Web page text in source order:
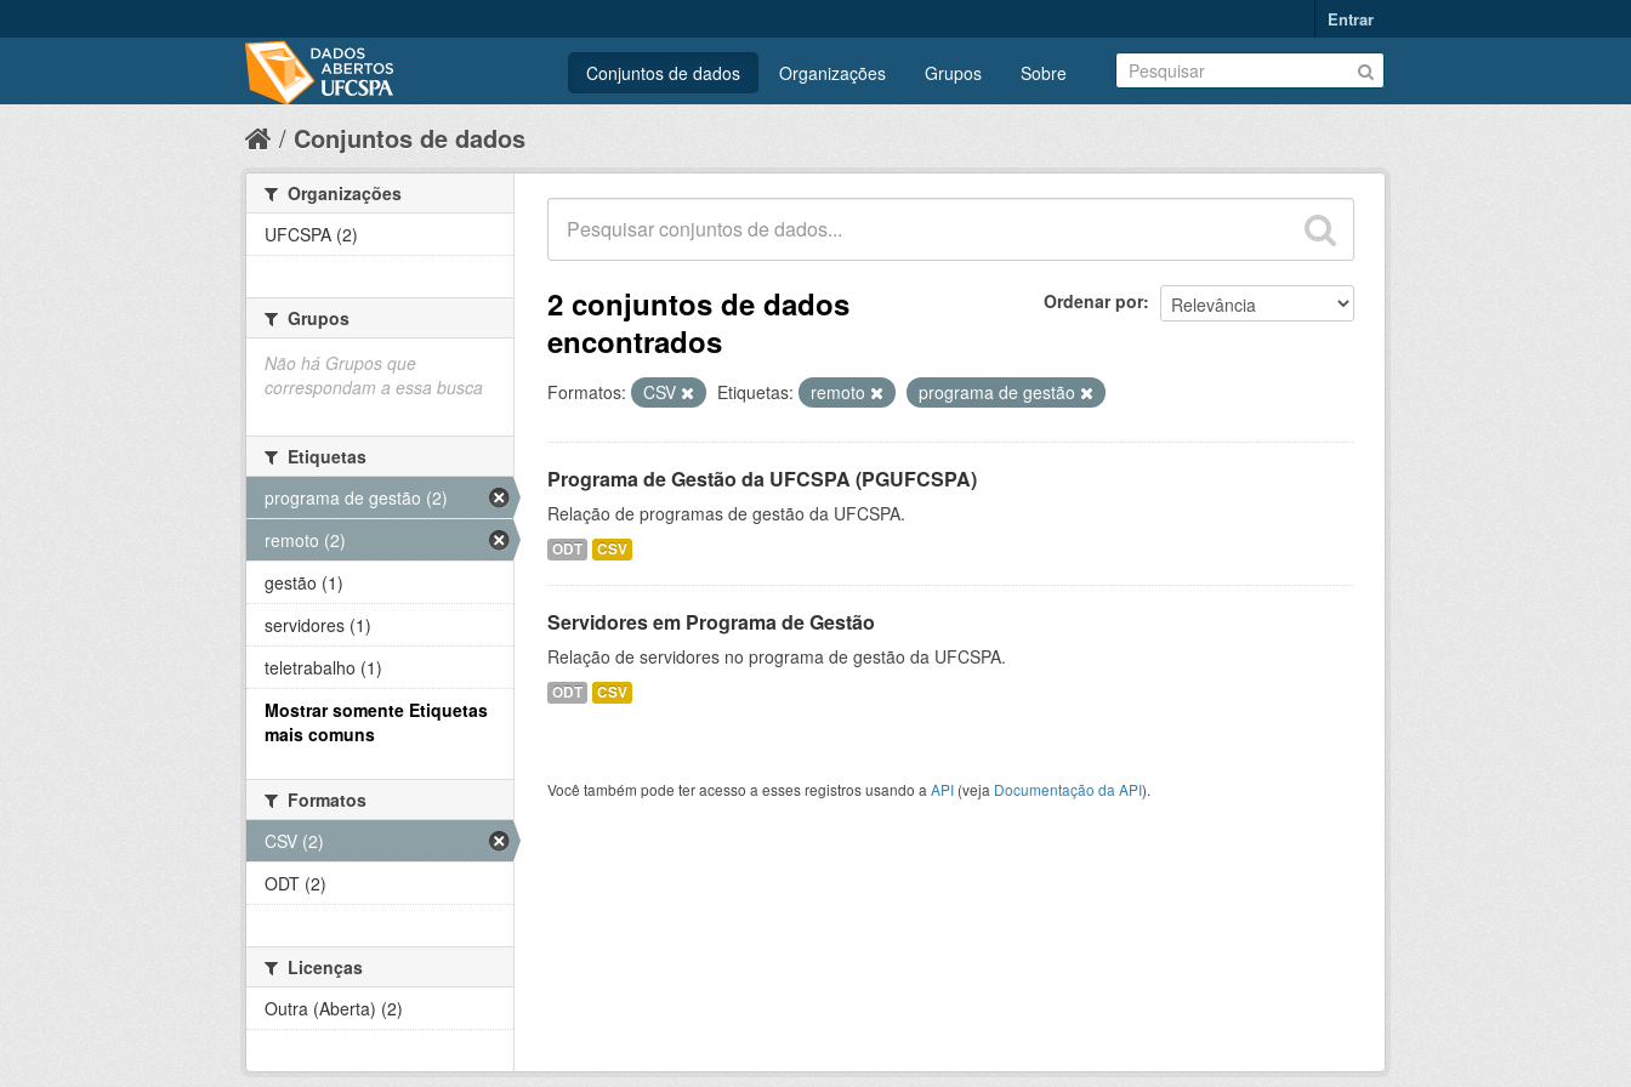
Entrar
Conjuntos de dados Organizações Grupos Sobre
Conjuntos de dados
Ordenar por
2 conjuntos de dados
encontrados
Formatos: CSV Etiquetas: remoto programa de gestão
Programa de Gestão da UFCSPA (PGUFCSPA)
Relação de programas de gestão da UFCSPA.
ODT CSV
Servidores em Programa de Gestão
Relação de servidores no programa de gestão da UFCSPA.
ODT CSV
Você também pode ter acesso a esses registros usando a API (veja Documentação da API).
Organizações
UFCSPA (2)
Grupos
Não há Grupos que
correspondam a essa busca
Etiquetas
programa de gestão (2)
remoto (2)
gestão (1)
servidores (1)
teletrabalho (1)
Mostrar somente Etiquetas
mais comuns
Formatos
CSV (2)
ODT (2)
Licenças
Outra (Aberta) (2)